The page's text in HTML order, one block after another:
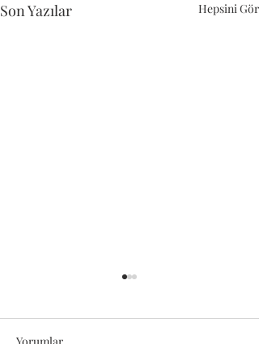
Son Yazılar Hepsini Gör